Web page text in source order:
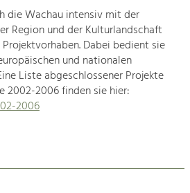
die Wachau intensiv mit der
Region und der Kulturlandschaft
Dabei bedient sie
und nationalen
Liste abgeschlossener Projekte
2002-2006 finden sie hier:
2006